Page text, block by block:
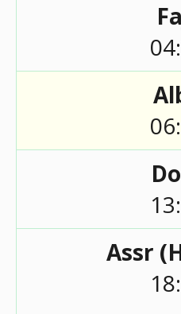
Assr